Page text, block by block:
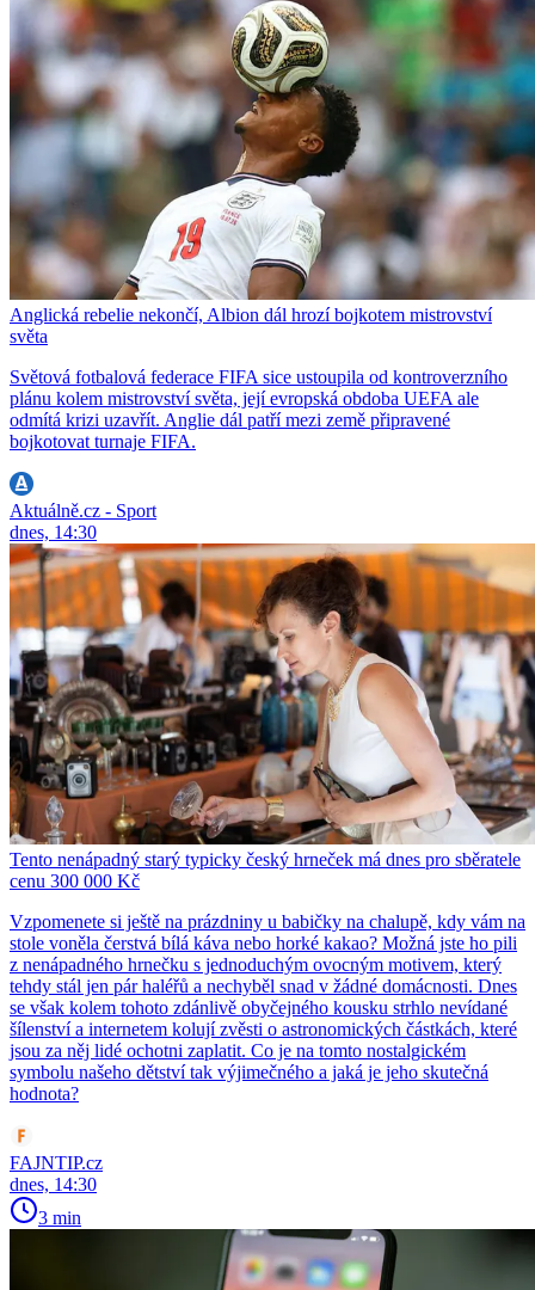
Anglická rebelie nekončí, Albion dál hrozí bojkotem mistrovství
světa
Světová fotbalová federace FIFA sice ustoupila od kontroverzního
plánu kolem mistrovství světa, její evropská obdoba UEFA ale
odmítá krizi uzavřít. Anglie dál patří mezi země připravené
bojkotovat turnaje FIFA.
Aktuálně.cz - Sport
dnes, 14:30
Tento nenápadný starý typicky český hrneček má dnes pro sběratele
cenu 300 000 Kč
Vzpomenete si ještě na prázdniny u babičky na chalupě, kdy vám na
stole voněla čerstvá bílá káva nebo horké kakao? Možná jste ho pili
z nenápadného hrnečku s jednoduchým ovocným motivem, který
tehdy stál jen pár haléřů a nechyběl snad v žádné domácnosti. Dnes
se však kolem tohoto zdánlivě obyčejného kousku strhlo nevídané
šílenství a internetem kolují zvěsti o astronomických částkách, které
jsou za něj lidé ochotni zaplatit. Co je na tomto nostalgickém
symbolu našeho dětství tak výjimečného a jaká je jeho skutečná
hodnota?
FAJNTIP.cz
dnes, 14:30
3 min